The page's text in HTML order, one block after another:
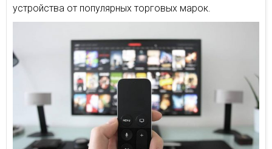
устройства от популярных торговых марок.